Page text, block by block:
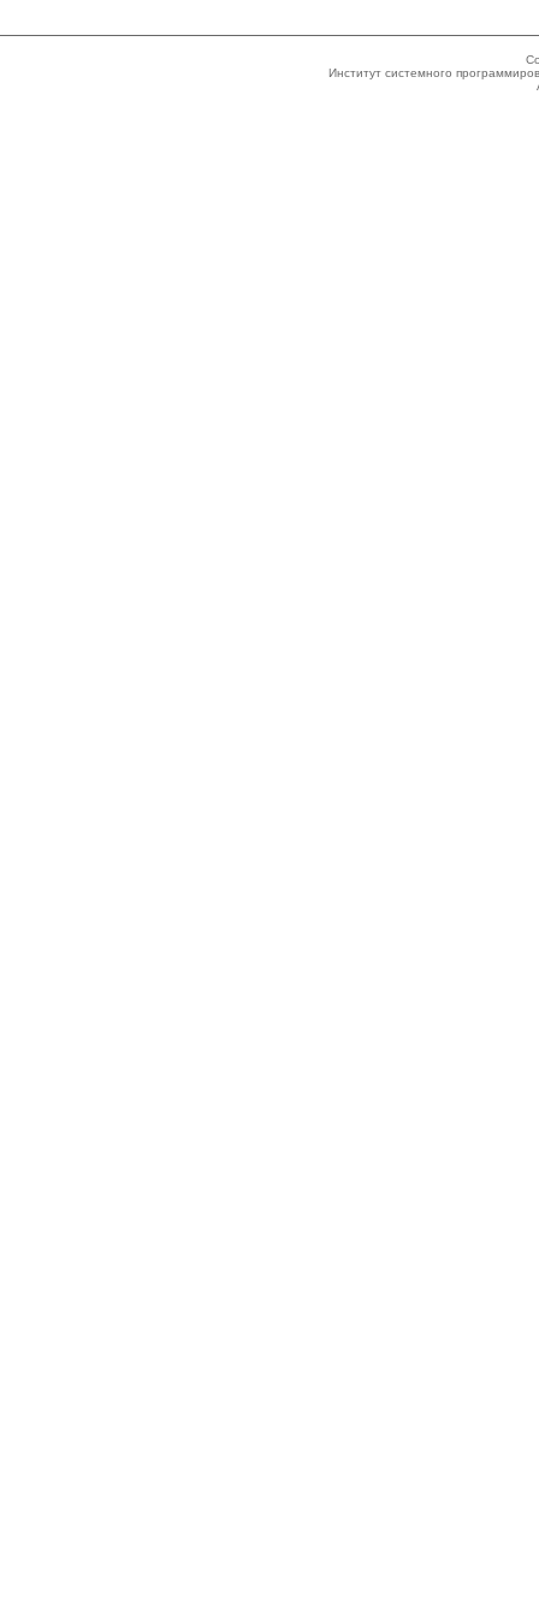
Институт системного